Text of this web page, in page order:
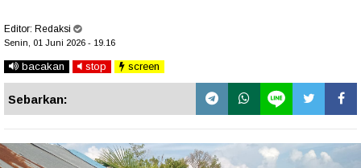
Editor: Redaksi
Senin, 01 Juni 2026 - 19.16
bacakan stop screen
Sebarkan: